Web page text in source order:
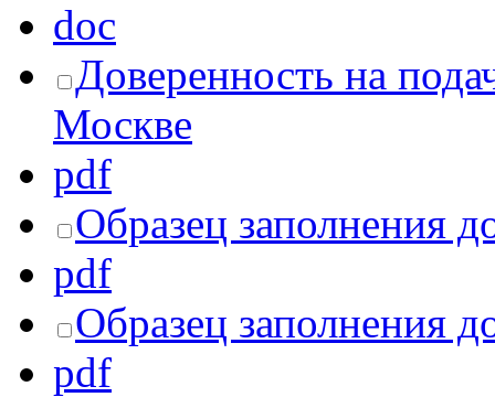
doc
Доверенность на
Москве
pdf
Образец заполнения
pdf
Образец заполнения
pdf